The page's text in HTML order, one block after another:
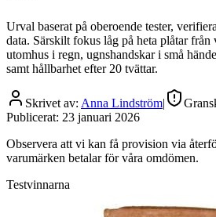
Urval baserat på oberoende tester,
data. Särskilt fokus låg på heta plåtar
utomhus i regn, ugnshandskar i små
samt hållbarhet efter 20 tvättar.
Skrivet av: Anna Lindström|
Publicerat: 23 januari 2026
Observera att vi kan få provision via
varumärken betalar för våra omdömen.
Testvinnarna